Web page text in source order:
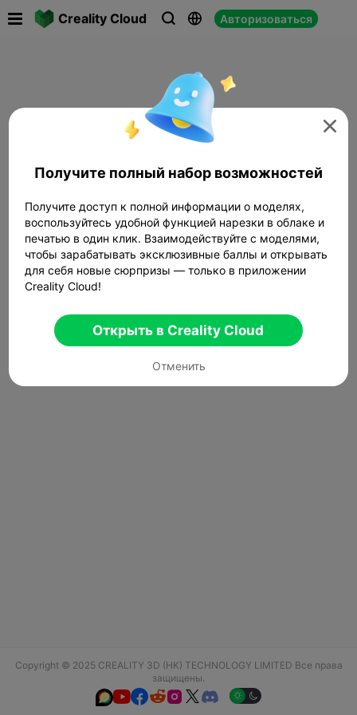
Creality Cloud   Авторизоваться
Copyright © 2025 CREALITY 3D (HK) TECHNOLOGY LIMITED Все права
защищены.
  

Получите полный набор возможностей
Получите доступ к полной информации о моделях,
воспользуйтесь удобной функцией нарезки в облаке и
печатью в один клик. Взаимодействуйте с моделями,
чтобы зарабатывать эксклюзивные баллы и открывать
для себя новые сюрпризы — только в приложении
Creality Cloud!
Открыть в Creality Cloud
Отменить